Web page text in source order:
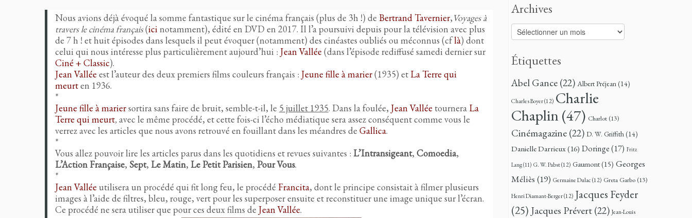
Nous avions déjà évoqué la somme fantastique sur le cinéma français (plus de 3h !) de Bertrand Tavernier,Voyages à
travers le cinéma français(icinotamment), édité en DVD en 2017. Il l’a poursuivi depuis pour la télévision avec plus
de 7 h ! et huit épisodes dans lesquels il peut évoquer (notamment) des cinéastes oubliés ou méconnus (cflà) dont
celui qui nous intéresse plus particulièrement aujourd’hui : Jean Vallée (dans l’épisode rediffusé samedi dernier sur
Ciné + Classic).
Jean Vallée est l’auteur des deux premiers films couleurs français : Jeune fille à marier(1935) et La Terre qui
meurten 1936.
*
Jeune fille à mariersortira sans faire de bruit, semble-t-il, le 5 juillet 1935. Dans la foulée, Jean Vallée tournera La
Terre qui meurt,avec le même procédé, et cette fois-ci l’écho médiatique sera assez conséquent comme vous le
verrez avec les articles que nous avons retrouvé en fouillant dans les méandres de Gallica.
*
Vous allez pouvoir lire les articles parus dans les quotidiens et revues suivantes : L’Intransigeant, Comoedia,
L’Action Française, Sept, Le Matin, Le Petit Parisien, Pour Vous.
*
Jean Vallée utilisera un procédé qui fit long feu, le procédé Francita, dont le principe consistait à filmer plusieurs
images à l’aide de filtres, bleu, rouge, vert pour les superposer ensuite et reconstituer une image unique sur l’écran.
Ce procédé ne sera utiliser que pour ces deux films de Jean Vallée.
Archives
Archives
Étiquettes
Abel Gance(22) Albert Préjean(14)
Charles Boyer(12) Charlie
Chaplin(47) Charlot (13)
Cinémagazine(22) D. W. Griffith(14)
Danielle Darrieux(16) Doringe(17) Fritz
Lang(11) G. W. Pabst(12) Gaumont(15) Georges
Méliès (19) Germaine Dulac (12) Greta Garbo (13)
Henri Diamant-Berger(12) Jacques Feyder
(25) Jacques Prévert(22) Jean-Louis